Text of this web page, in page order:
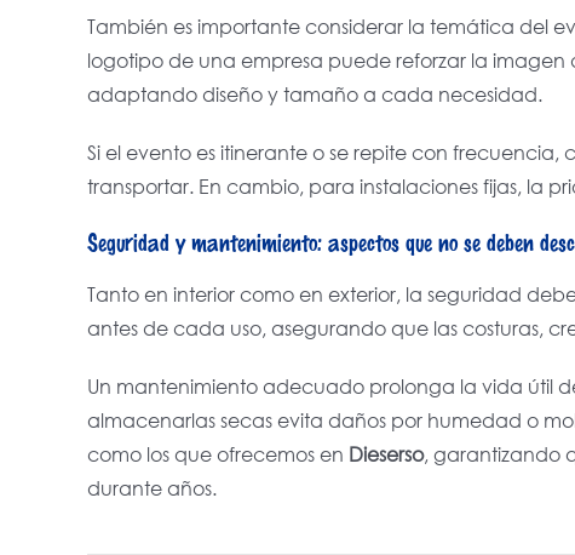
También es importante considerar la temática del
logotipo de una empresa puede reforzar la imagen
adaptando diseño y tamaño a cada necesidad.
Si el evento es itinerante o se repite con
transportar. En cambio, para instalaciones fijas, la
Seguridad y mantenimiento: aspectos que no se deben
Tanto en interior como en exterior, la seguridad
antes de cada uso, asegurando que las costuras,
Un mantenimiento adecuado prolonga la vida útil
almacenarlas secas evita daños por humedad o
como los que ofrecemos en Dieserso, garantizando
durante años.